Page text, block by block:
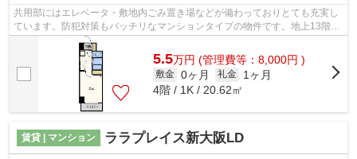
共用部にはエレベータ・敷地内ごみ置き場などが備わっておりとても充実し
ています。防犯対策もバッチリなマンションタイプの物件です。地上13階建
てで景色も良く、多数のお問い合わせ...
5.5万円 (管理費等：8,000円 )
敷金 0ヶ月 礼金
1ヶ月
4階 / 1K / 20.62㎡
賃貸 | マンション ララプレイス新大阪LD